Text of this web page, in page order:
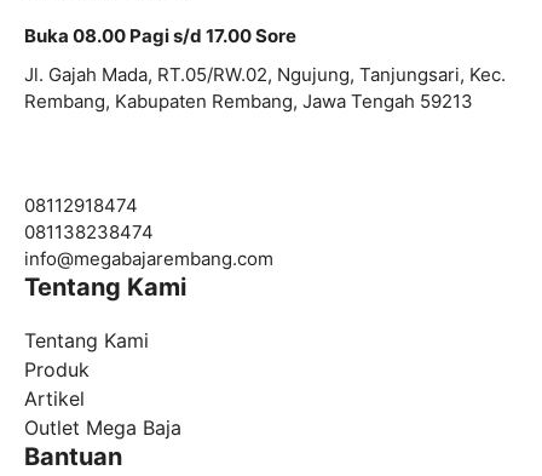
Buka 08.00 Pagi s/d 17.00 Sore
Jl. Gajah Mada, RT.05/RW.02, Ngujung, Tanjungsari, Kec.
Rembang, Kabupaten Rembang, Jawa Tengah 59213
08112918474
081138238474
info@megabajarembang.com
Tentang Kami
Tentang Kami
Produk
Artikel
Outlet Mega Baja
Bantuan